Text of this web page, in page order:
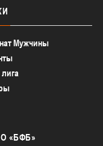
Мужчины
«БФБ»